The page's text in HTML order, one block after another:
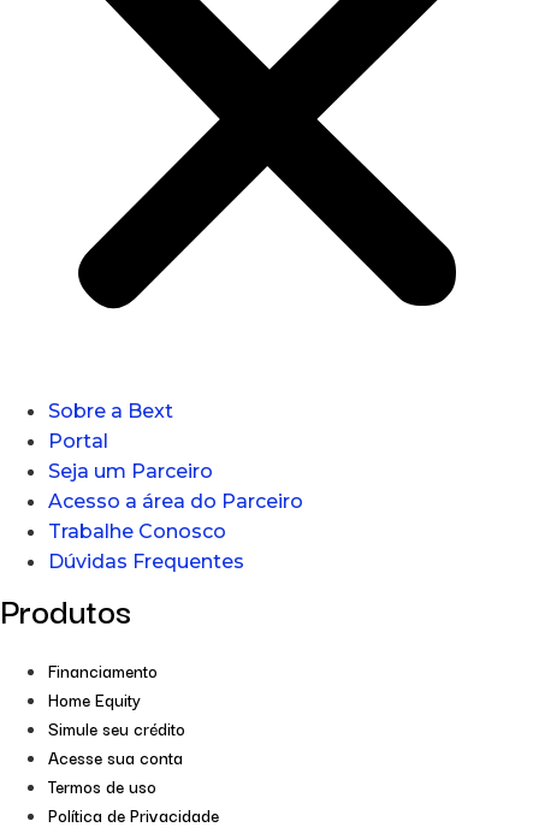
Sobre a Bext
Portal
Seja um Parceiro
Acesso a área do Parceiro
Trabalhe Conosco
Dúvidas Frequentes
Produtos
Financiamento
Home Equity
Simule seu crédito
Acesse sua conta
Termos de uso
Política de Privacidade